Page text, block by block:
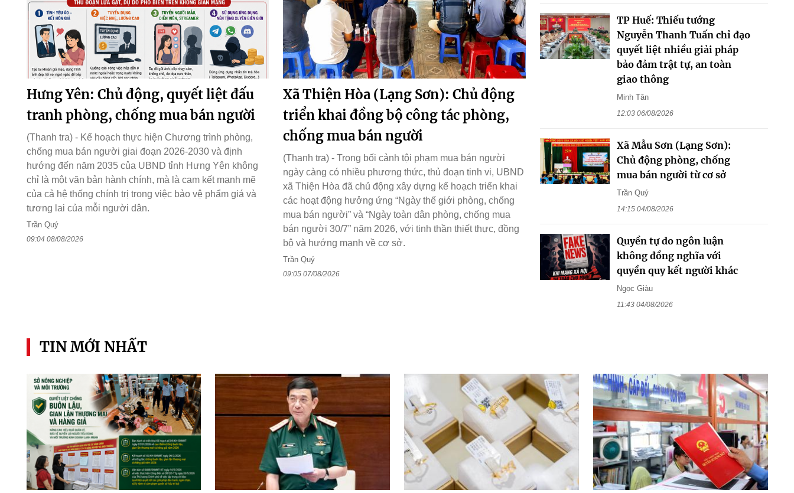
Hưng Yên: Chủ động, quyết liệt đấu
tranh phòng, chống mua bán người
(Thanh tra) - Kế hoạch thực hiện Chương trình phòng,
chống mua bán người giai đoạn 2026-2030 và định
hướng đến năm 2035 của UBND tỉnh Hưng Yên không
chỉ là một văn bản hành chính, mà là cam kết mạnh mẽ
của cả hệ thống chính trị trong việc bảo vệ phẩm giá và
tương lai của mỗi người dân.
Trần Quý
09:04 08/08/2026
Xã Thiện Hòa (Lạng Sơn): Chủ động
triển khai đồng bộ công tác phòng,
chống mua bán người
(Thanh tra) - Trong bối cảnh tội phạm mua bán người
ngày càng có nhiều phương thức, thủ đoạn tinh vi, UBND
xã Thiện Hòa đã chủ động xây dựng kế hoạch triển khai
các hoạt động hưởng ứng “Ngày thế giới phòng, chống
mua bán người” và “Ngày toàn dân phòng, chống mua
bán người 30/7” năm 2026, với tinh thần thiết thực, đồng
bộ và hướng mạnh về cơ sở.
Trần Quý
09:05 07/08/2026
TP Huế: Thiếu tướng
Nguyễn Thanh Tuấn chỉ đạo
quyết liệt nhiều giải pháp
bảo đảm trật tự, an toàn
giao thông
Minh Tân
12:03 06/08/2026
Xã Mẫu Sơn (Lạng Sơn):
Chủ động phòng, chống
mua bán người từ cơ sở
Trần Quý
14:15 04/08/2026
Quyền tự do ngôn luận
không đồng nghĩa với
quyền quy kết người khác
Ngọc Giàu
11:43 04/08/2026
TIN MỚI NHẤT